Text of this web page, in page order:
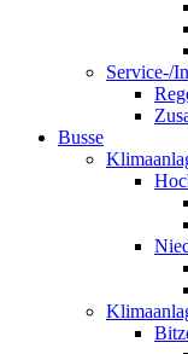
Service-/
Busse